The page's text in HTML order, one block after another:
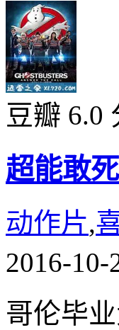
豆瓣 6.0
超能敢
动作片,
2016-10-
哥伦毕